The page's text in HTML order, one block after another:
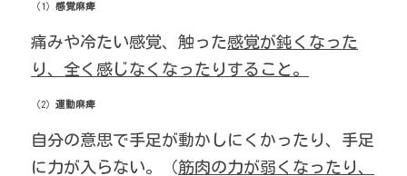
（1） 感覚麻痺
痛みや冷たい感覚、触った感覚が鈍くなった
り、全く感じなくなったりすること。
（2） 運動麻痺
自分の意思で手足が動かしにくかったり、手足
に力が入らない。（筋肉の力が弱くなったり、